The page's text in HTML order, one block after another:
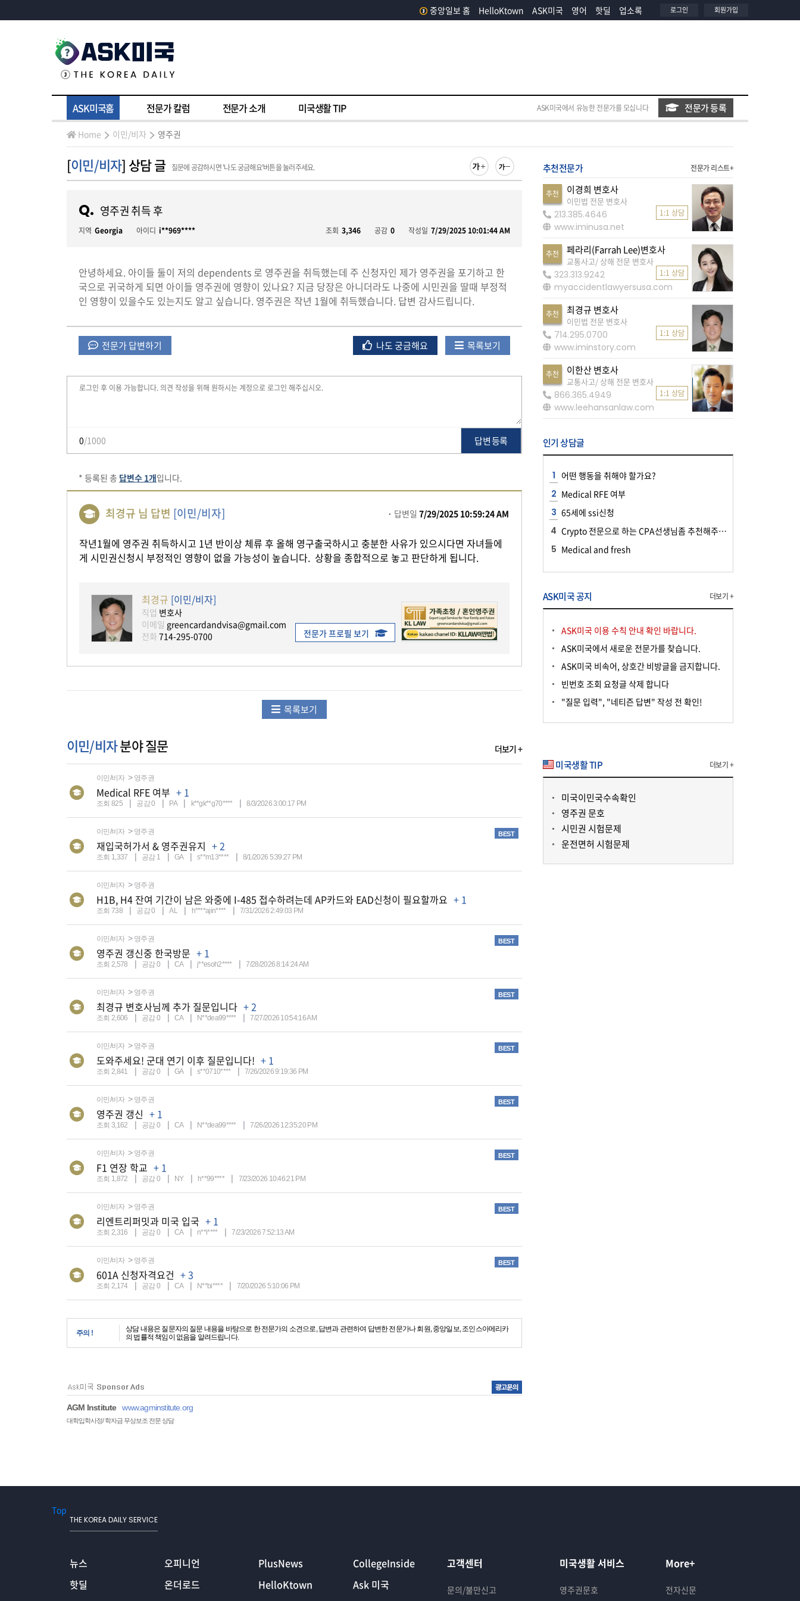
중앙일보 홈 HelloKtown ASK미국 영어 핫딜 업소록 로그인 회원가입
ASK미국홈 전문가 칼럼 전문가 소개 미국생활 TIP ASK미국에서 유능한 전문가를 모십니다 전문가 등록
Home 이민/비자 영주권
[이민/비자] 상담 글 질문에 공감하시면 '나도 궁금해요'버튼을 눌러주세요.
Q. 영주권 취득 후
지역 Georgia 아이디 i**969**** 조회 3,346 공감 0 작성일 7/29/2025 10:01:44 AM
안녕하세요. 아이들 둘이 저의 dependents 로 영주권을 취득했는데 주 신청자인 제가 영주권을 포기하고 한
국으로 귀국하게 되면 아이들 영주권에 영향이 있나요? 지금 당장은 아니더라도 나중에 시민권을 딸때 부정적
인 영향이 있을수도 있는지도 알고 싶습니다. 영주권은 작년 1월에 취득했습니다. 답변 감사드립니다.
전문가 답변하기 나도 궁금해요 목록보기
0/1000 답변 등록
* 등록된 총 답변수 1개입니다.
최경규 님 답변 [이민/비자] 답변일 7/29/2025 10:59:24 AM
작년1월에 영주권 취득하시고 1년 반이상 체류 후 올해 영구출국하시고 충분한 사유가 있으시다면 자녀들에
게 시민권신청시 부정적인 영향이 없을 가능성이 높습니다. 상황을 종합적으로 놓고 판단하게 됩니다.
최경규 [이민/비자]
직업 변호사
이메일 greencardandvisa@gmail.com
전화 714-295-0700 전문가 프로필 보기
목록보기
이민/비자분야 질문 더보기 +
이민/비자 영주권
Medical RFE 여부 + 1
조회 825 공감 0 PA k**gk**g70**** 8/3/2026 3:00:17 PM
이민/비자 영주권 BEST
재입국허가서 & 영주권유지 + 2
조회 1,337 공감 1 GA s**m13**** 8/1/2026 5:39:27 PM
이민/비자 영주권
H1B, H4 잔여 기간이 남은 와중에 I-485 접수하려는데 AP카드와 EAD신청이 필요할까요 + 1
조회 738 공감 0 AL h****ajin**** 7/31/2026 2:49:03 PM
이민/비자 영주권 BEST
영주권 갱신중 한국방문 + 1
조회 2,578 공감 0 CA j**esoh2**** 7/28/2026 8:14:24 AM
이민/비자 영주권 BEST
최경규 변호사님께 추가 질문입니다 + 2
조회 2,606 공감 0 CA N**dea99**** 7/27/2026 10:54:16 AM
이민/비자 영주권 BEST
도와주세요! 군대 연기 이후 질문입니다! + 1
조회 2,841 공감 0 GA s**0710**** 7/26/2026 9:19:36 PM
이민/비자 영주권 BEST
영주권 갱신 + 1
조회 3,162 공감 0 CA N**dea99**** 7/26/2026 12:35:20 PM
이민/비자 영주권 BEST
F1 연장 학교 + 1
조회 1,872 공감 0 NY h**99**** 7/23/2026 10:46:21 PM
이민/비자 영주권 BEST
리엔트리퍼밋과 미국 입국 + 1
조회 2,316 공감 0 CA n**i**** 7/23/2026 7:52:13 AM
이민/비자 영주권 BEST
601A 신청자격요건 + 3
조회 2,174 공감 0 CA N**bi**** 7/20/2026 5:10:06 PM
주의 !
상담 내용은 질문자의 질문 내용을 바탕으로 한 전문가의 소견으로, 답변과 관련하여 답변한 전문가나 회원, 중앙일보, 조인스아메리카
의 법률적 책임이 없음을 알려드립니다.
AGM Institute www.agminstitute.org
대학입학사정/ 학자금 무상보조 전문 상담
추천전문가 전문가 리스트+
추천 이경희 변호사
이민법 전문 변호사
213.385.4646
www.iminusa.net
1:1 상담
추천 페라리(Farrah Lee)변호사
교통사고/ 상해 전문 변호사
323.313.9242
myaccidentlawyersusa.com
1:1 상담
추천 최경규 변호사
이민법 전문 변호사
714.295.0700
www.iminstory.com
1:1 상담
추천 이한산 변호사
교통사고/ 상해 전문 변호사
866.365.4949
www.leehansanlaw.com
1:1 상담
인기 상담글
어떤 행동을 취해야 할가요?
Medical RFE 여부
65세에 ssi신청
Crypto 전문으로 하는 CPA선생님좀 추천해주세요~~
Medical and fresh
ASK미국 공지 더보기 +
ASK미국 이용 수칙 안내 확인 바랍니다.
ASK미국에서 새로운 전문가를 찾습니다.
ASK미국 비속어, 상호간 비방글을 금지합니다.
빈번호 조회 요청글 삭제 합니다
"질문 입력", "네티즌 답변" 작성 전 확인!
미국생활 TIP 더보기 +
미국이민국수속확인
영주권 문호
시민권 시험문제
운전면허 시험문제
Top
THE KOREA DAILY SERVICE
뉴스
핫딜
오피니언
온더로드
PlusNews
HelloKtown
CollegeInside
Ask 미국
고객센터
문의/불만신고
미국생활 서비스
영주권문호
More+
전자신문